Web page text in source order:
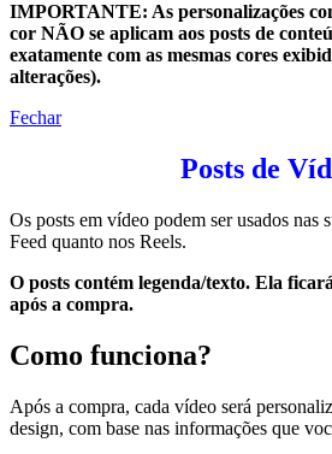
IMPORTANTE: As personalizações
cor NÃO se aplicam aos posts de
exatamente com as mesmas cores
alterações).
Fechar
Posts de
Os posts em vídeo podem ser usados nas
Feed quanto nos Reels.
O posts contém legenda/texto. Ela
após a compra.
Como funciona?
Após a compra, cada vídeo será
design, com base nas informações que